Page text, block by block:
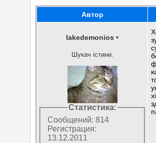
Автор
lakedemonios •
Шукач істини.
Статистика:
Сообщений: 814
Регистрация:
13.12.2011